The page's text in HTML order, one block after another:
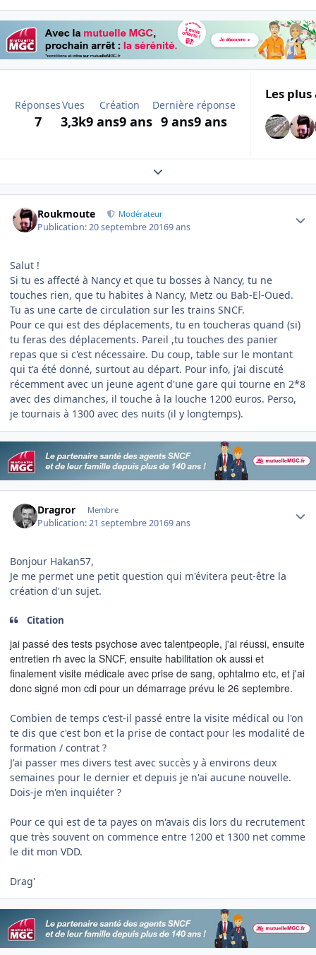
Réponses
7
Vues
3,3k
Création
9 ans9 ans
Dernière réponse
9 ans9 ans
Les
Expand topic overview
Roukmoute Modérateur
Publication:20 septembre 20169 ans
Salut !
Si tu es affecté à Nancy et que tu bosses à Nancy, tu ne
touches rien, que tu habites à Nancy, Metz ou Bab-El-Oued.
Tu as une carte de circulation sur les trains SNCF.
Pour ce qui est des déplacements, tu en toucheras quand (si)
tu feras des déplacements. Pareil ,tu touches des panier
repas que si c'est nécessaire. Du coup, table sur le montant
qui t'a été donné, surtout au départ. Pour info, j'ai discuté
récemment avec un jeune agent d'une gare qui tourne en 2*8
avec des dimanches, il touche à la louche 1200 euros. Perso,
je tournais à 1300 avec des nuits (il y longtemps).
Dragror Membre
Publication:21 septembre 20169 ans
Bonjour Hakan57,
Je me permet une petit question qui m'évitera peut-être la
création d'un sujet.
Citation
jai passé des tests psychose avec talentpeople, j'ai réussi, ensuite
entretien rh avec la SNCF, ensuite habilitation ok aussi et
finalement visite médicale avec prise de sang, ophtalmo etc, et j'ai
donc signé mon cdi pour un démarrage prévu le 26 septembre.
Combien de temps c'est-il passé entre la visite médical ou l'on
te dis que c'est bon et la prise de contact pour les modalité de
formation / contrat ?
J'ai passer mes divers test avec succès y à environs deux
semaines pour le dernier et depuis je n'ai aucune nouvelle.
Dois-je m'en inquiéter ?
Pour ce qui est de ta payes on m'avais dis lors du recrutement
que très souvent on commence entre 1200 et 1300 net comme
le dit mon VDD.
Drag'